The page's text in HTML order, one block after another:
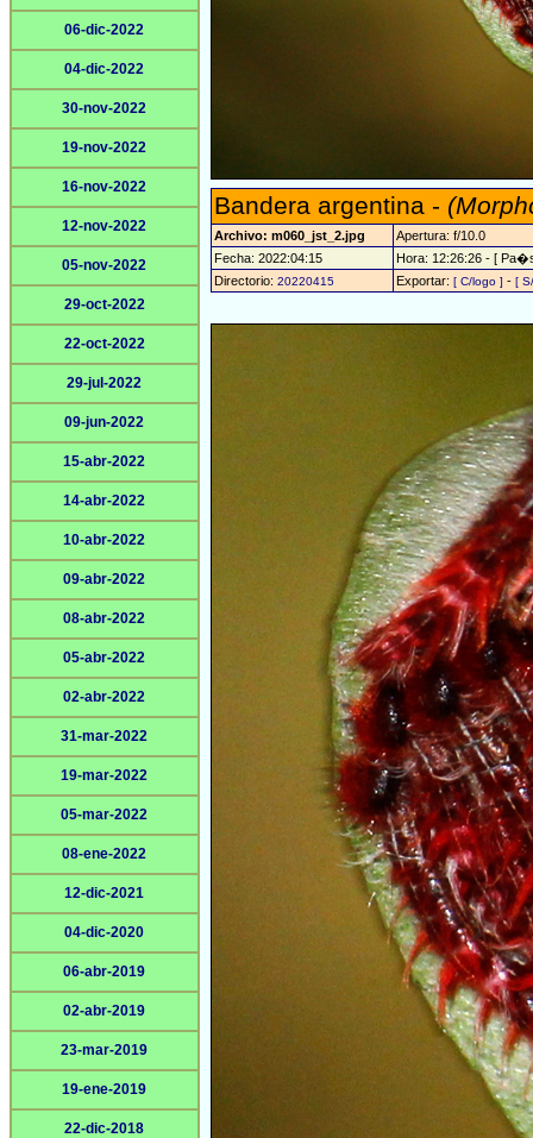
06-dic-2022
04-dic-2022
30-nov-2022
19-nov-2022
16-nov-2022
12-nov-2022
05-nov-2022
29-oct-2022
22-oct-2022
29-jul-2022
09-jun-2022
15-abr-2022
14-abr-2022
10-abr-2022
09-abr-2022
08-abr-2022
05-abr-2022
02-abr-2022
31-mar-2022
19-mar-2022
05-mar-2022
08-ene-2022
12-dic-2021
04-dic-2020
06-abr-2019
02-abr-2019
23-mar-2019
19-ene-2019
22-dic-2018
Bandera argentina -
Archivo: m060_jst_2.jpg
Apertura: f/10.0
Fecha: 2022:04:15
Hora: 12:26:26 - [
Directorio: 20220415 Exportar: [ C/logo ] - [